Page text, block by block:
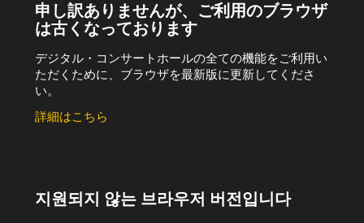
申し訳ありませんが、ご利用のブラウザ
は古くなっております
デジタル・コンサートホールの全ての機能をご利用い
ただくために、ブラウザを最新版に更新してくださ
い。
詳細はこちら
지원되지 않는 브라우저 버전입니다